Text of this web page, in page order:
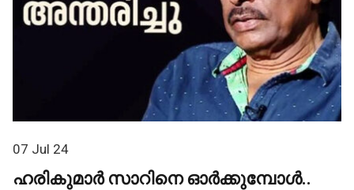
07 Jul 24
ഹരികുമാർ സാറിനെ ഓർക്കുമ്പോൾ..